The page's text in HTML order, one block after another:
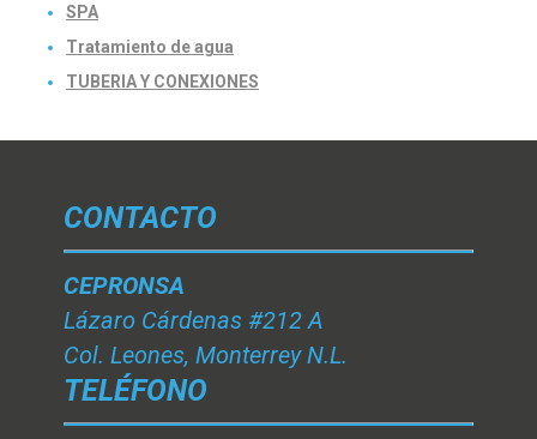
SPA
Tratamiento de agua
TUBERIA Y CONEXIONES
CONTACTO
CEPRONSA
Lázaro Cárdenas #212 A
Col. Leones, Monterrey N.L.
TELÉFONO